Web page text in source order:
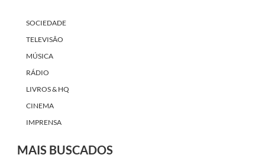
SOCIEDADE
TELEVISÃO
MÚSICA
RÁDIO
LIVROS & HQ
CINEMA
IMPRENSA
MAIS BUSCADOS